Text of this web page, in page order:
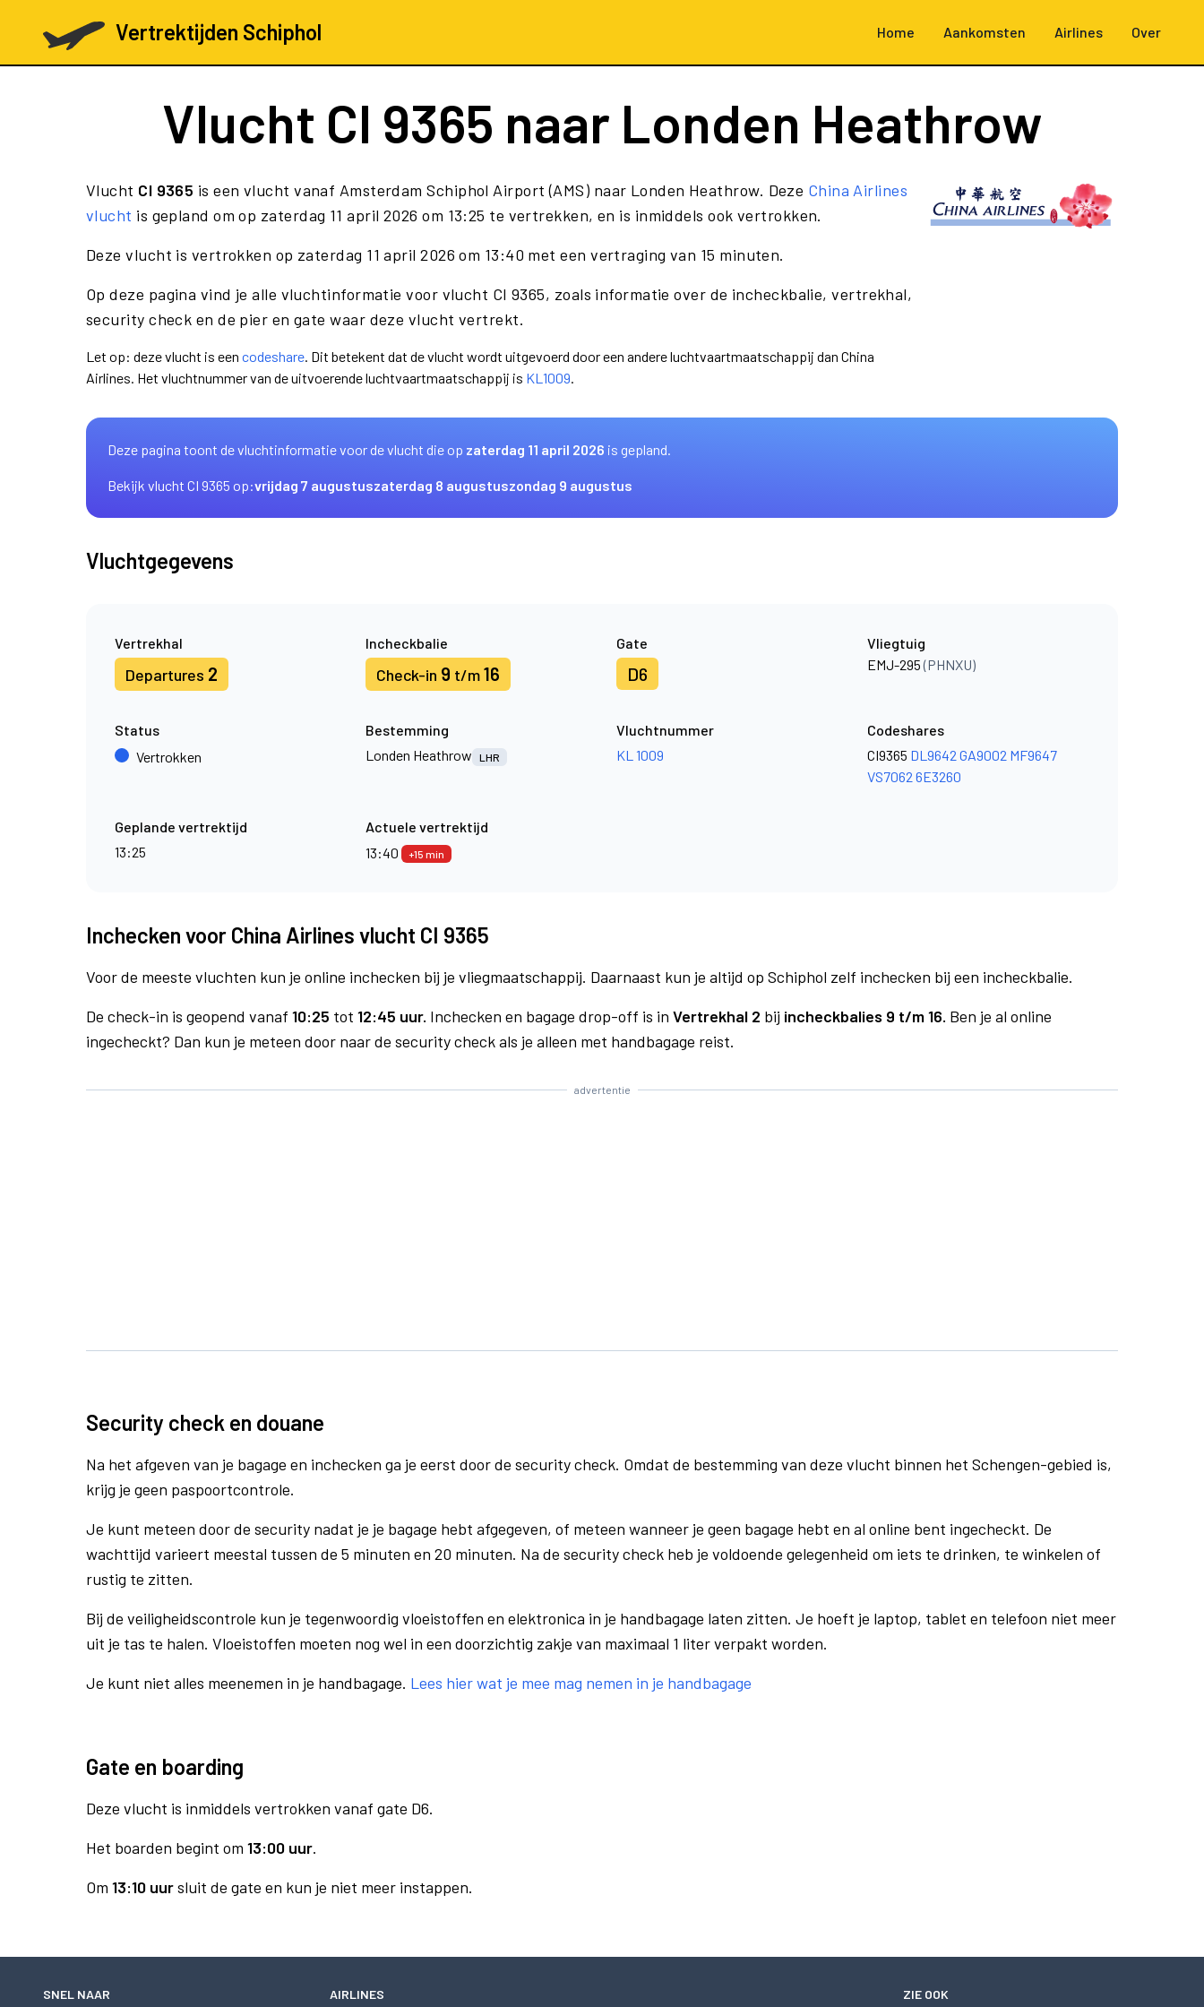
Vertrektijden Schiphol Home Aankomsten Airlines Over
Vlucht CI 9365 naar Londen Heathrow
Vlucht CI 9365 is een vlucht vanaf Amsterdam Schiphol Airport (AMS) naar Londen Heathrow. Deze China Airlines
vlucht is gepland om op zaterdag 11 april 2026 om 13:25 te vertrekken, en is inmiddels ook vertrokken.
Deze vlucht is vertrokken op zaterdag 11 april 2026 om 13:40 met een vertraging van 15 minuten.
Op deze pagina vind je alle vluchtinformatie voor vlucht CI 9365, zoals informatie over de incheckbalie, vertrekhal,
security check en de pier en gate waar deze vlucht vertrekt.
Let op: deze vlucht is een codeshare. Dit betekent dat de vlucht wordt uitgevoerd door een andere luchtvaartmaatschappij dan China
Airlines. Het vluchtnummer van de uitvoerende luchtvaartmaatschappij is KL1009.
Deze pagina toont de vluchtinformatie voor de vlucht die op zaterdag 11 april 2026 is gepland.
Bekijk vlucht CI 9365 op:vrijdag 7 augustuszaterdag 8 augustuszondag 9 augustus
Vluchtgegevens
Vertrekhal
Departures 2
Incheckbalie
Check-in 9 t/m16
Gate
D6
Vliegtuig
EMJ-295(PHNXU)
Status
Vertrokken
Bestemming
Londen Heathrow
LHR
Vluchtnummer
KL 1009
Codeshares
CI9365 DL9642 GA9002 MF9647
VS7062 6E3260
Geplande vertrektijd
13:25
Actuele vertrektijd
13:40
+15 min
Inchecken voor China Airlines vlucht CI 9365
Voor de meeste vluchten kun je online inchecken bij je vliegmaatschappij. Daarnaast kun je altijd op Schiphol zelf inchecken bij een incheckbalie.
De check-in is geopend vanaf 10:25 tot 12:45 uur. Inchecken en bagage drop-off is in Vertrekhal 2 bij incheckbalies 9 t/m 16. Ben je al online
ingecheckt? Dan kun je meteen door naar de security check als je alleen met handbagage reist.
advertentie
Security check en douane
Na het afgeven van je bagage en inchecken ga je eerst door de security check. Omdat de bestemming van deze vlucht binnen het Schengen-gebied is,
krijg je geen paspoortcontrole.
Je kunt meteen door de security nadat je je bagage hebt afgegeven, of meteen wanneer je geen bagage hebt en al online bent ingecheckt. De
wachttijd varieert meestal tussen de 5 minuten en 20 minuten. Na de security check heb je voldoende gelegenheid om iets te drinken, te winkelen of
rustig te zitten.
Bij de veiligheidscontrole kun je tegenwoordig vloeistoffen en elektronica in je handbagage laten zitten. Je hoeft je laptop, tablet en telefoon niet meer
uit je tas te halen. Vloeistoffen moeten nog wel in een doorzichtig zakje van maximaal 1 liter verpakt worden.
Je kunt niet alles meenemen in je handbagage. Lees hier wat je mee mag nemen in je handbagage
Gate en boarding
Deze vlucht is inmiddels vertrokken vanaf gate D6.
Het boarden begint om 13:00 uur.
Om 13:10 uursluit de gate en kun je niet meer instappen.
SNEL NAAR AIRLINES ZIE OOK